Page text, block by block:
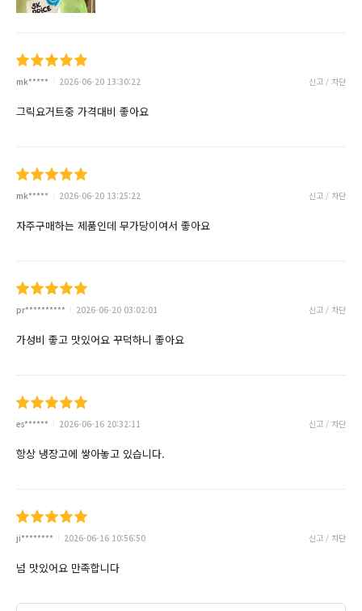
mk***** 2026-06-20 13:30:22 신고 / 차단
그릭요거트중 가격대비 좋아요
mk***** 2026-06-20 13:25:22 신고 / 차단
자주구매하는 제품인데 무가당이여서 좋아요
pr********** 2026-06-20 03:02:01 신고 / 차단
가성비 좋고 맛있어요 꾸덕하니 좋아요
es****** 2026-06-16 20:32:11 신고 / 차단
항상 냉장고에 쌓아놓고 있습니다.
ji******** 2026-06-16 10:56:50 신고 / 차단
넘 맛있어요 만족합니다